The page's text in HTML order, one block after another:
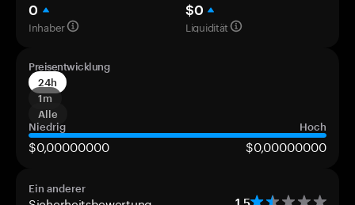
0
Inhaber
$0
Liquidität
Preisentwicklung
24h
1m
Alle
Niedrig
Hoch
$0,00000000 $0,00000000
Ein anderer